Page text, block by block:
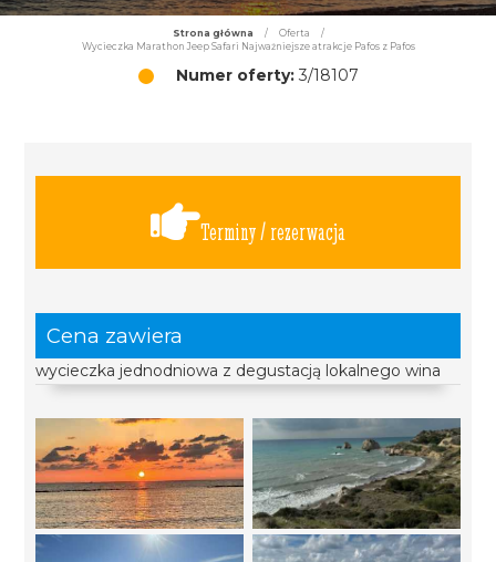
Strona główna / Oferta
/
Wycieczka Marathon Jeep Safari Najważniejsze atrakcje Pafos z Pafos
Numer oferty:3/18107
Terminy / rezerwacja
Cena zawiera
wycieczka jednodniowa z degustacją lokalnego wina